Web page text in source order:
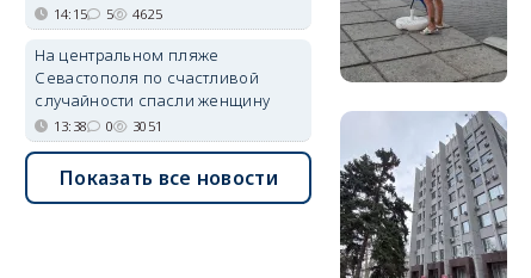
14:15 5 4625
На центральном пляже
Севастополя по счастливой
случайности спасли женщину
13:38 0 3051
Показать все новости